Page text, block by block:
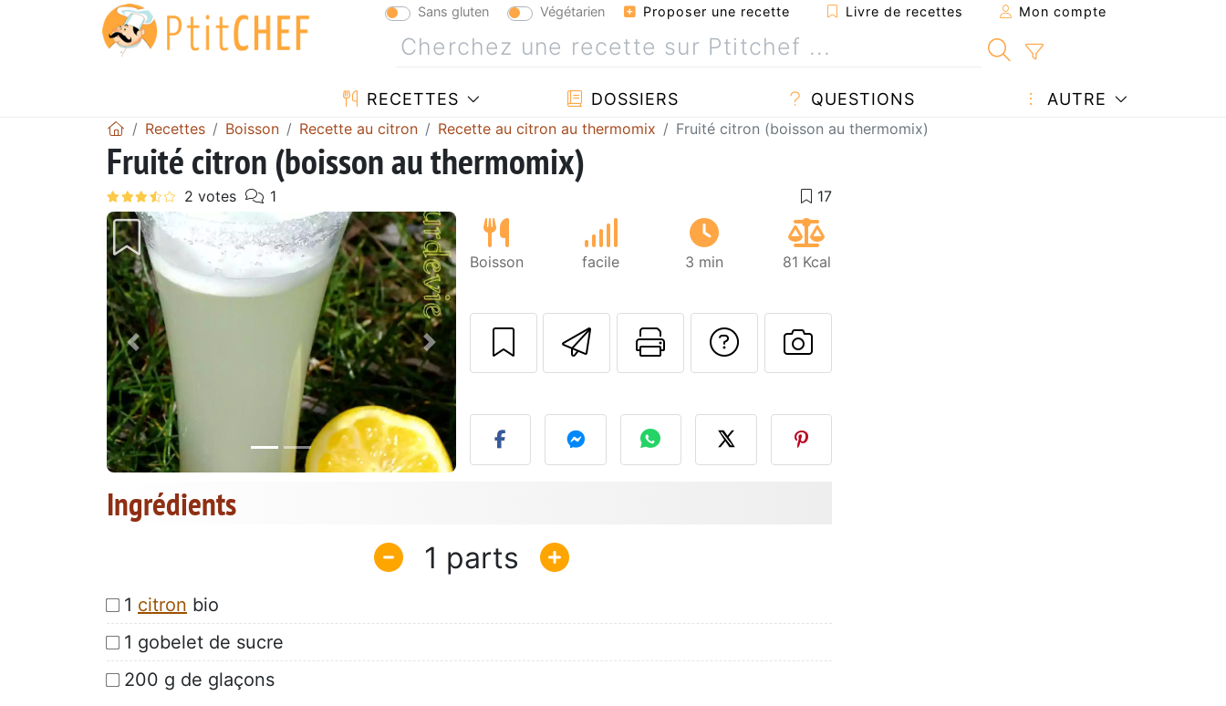
Sans gluten Végétarien Proposer une recette Livre de recettes Mon compte
RECETTES DOSSIERS QUESTIONS AUTRE
Recettes Boisson Recette au citron Recette au citron au thermomix Fruité citron (boisson au thermomix)
Fruité citron (boisson au thermomix)
Précédent Suivant
Boisson facile 3 min 81 Kcal
Envoyer cette recette à un ami
Imprimer cette page
Poser une question à l'auteur
Publier votre photo de cette
Ingrédients
1
1 citron bio
1 gobelet de sucre
200 g de glaçons